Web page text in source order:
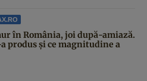
în România, joi după-amiază.
produs și ce magnitudine a